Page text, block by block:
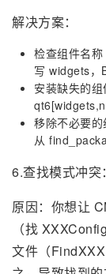
解决方案：
检查组件名
写 widgets，
安装缺失的
移除不必要的
从
6.查找模式冲
原因：你想让
（找
文件（